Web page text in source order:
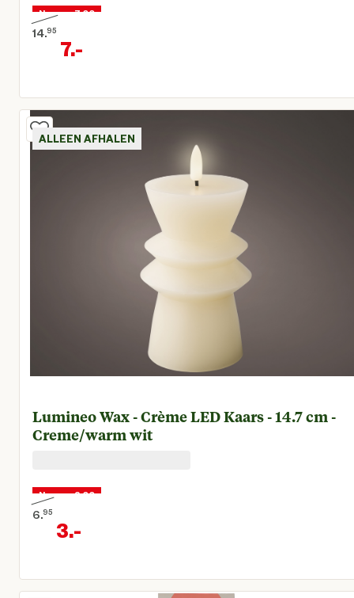
Nu voor 7,00
14.95
Oorspronkelijke prijs € 14,95
7.-
Huidige prijs € 7,00
ALLEEN AFHALEN
Lumineo Wax - Crème LED Kaars - 14.7 cm -
Creme/warm wit
Nu voor 3,00
6.95
Oorspronkelijke prijs € 6,95
3.-
Huidige prijs € 3,00